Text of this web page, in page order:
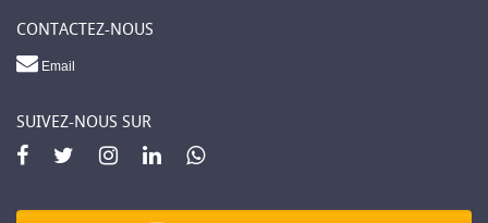
CONTACTEZ-NOUS
Email
SUIVEZ-NOUS SUR